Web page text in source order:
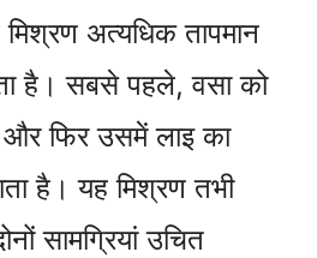
अत्यधिक तापमान
है। सबसे पहले, वसा को
और फिर उसमें लाइ का
है। यह मिश्रण तभी
सामग्रियां उचित